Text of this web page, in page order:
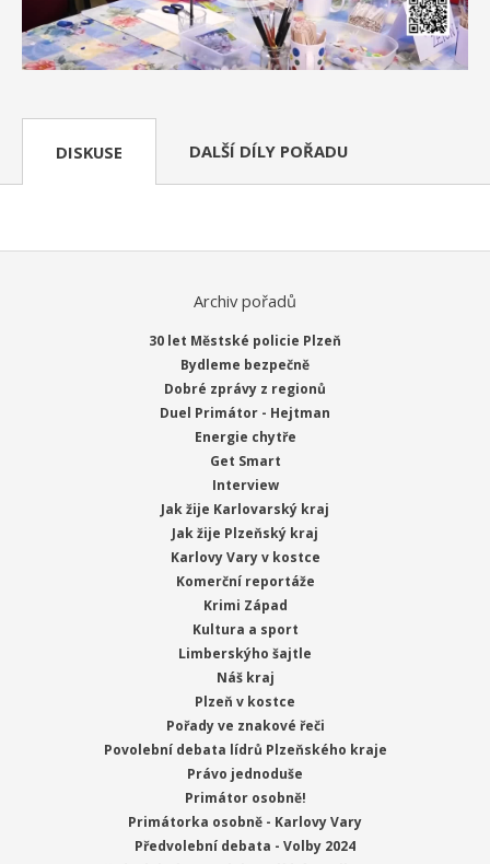
DISKUSE DALŠÍ DÍLY POŘADU
Archiv pořadů
30 let Městské policie Plzeň
Bydleme bezpečně
Dobré zprávy z regionů
Duel Primátor - Hejtman
Energie chytře
Get Smart
Interview
Jak žije Karlovarský kraj
Jak žije Plzeňský kraj
Karlovy Vary v kostce
Komerční reportáže
Krimi Západ
Kultura a sport
Limberskýho šajtle
Náš kraj
Plzeň v kostce
Pořady ve znakové řeči
Povolební debata lídrů Plzeňského kraje
Právo jednoduše
Primátor osobně!
Primátorka osobně - Karlovy Vary
Předvolební debata - Volby 2024